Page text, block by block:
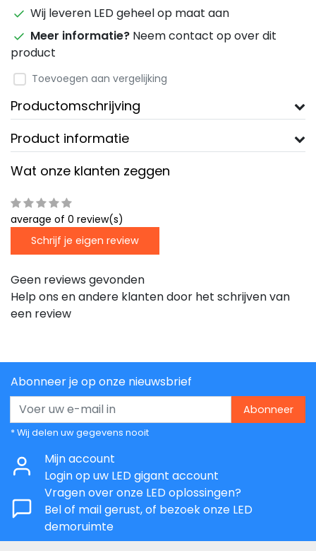
Wij leveren LED geheel op maat aan
Meer informatie? Neem contact op over dit
product
Toevoegen aan vergelijking
Productomschrijving
Product informatie
Wat onze klanten zeggen
average of 0 review(s)
Schrijf je eigen review
Geen reviews gevonden
Help ons en andere klanten door het schrijven van
een review
Abonneer je op onze nieuwsbrief
Abonneer
* Wij delen uw gegevens nooit
Mijn account
Login op uw LED gigant account
Vragen over onze LED oplossingen?
Bel of mail gerust, of bezoek onze LED
demoruimte